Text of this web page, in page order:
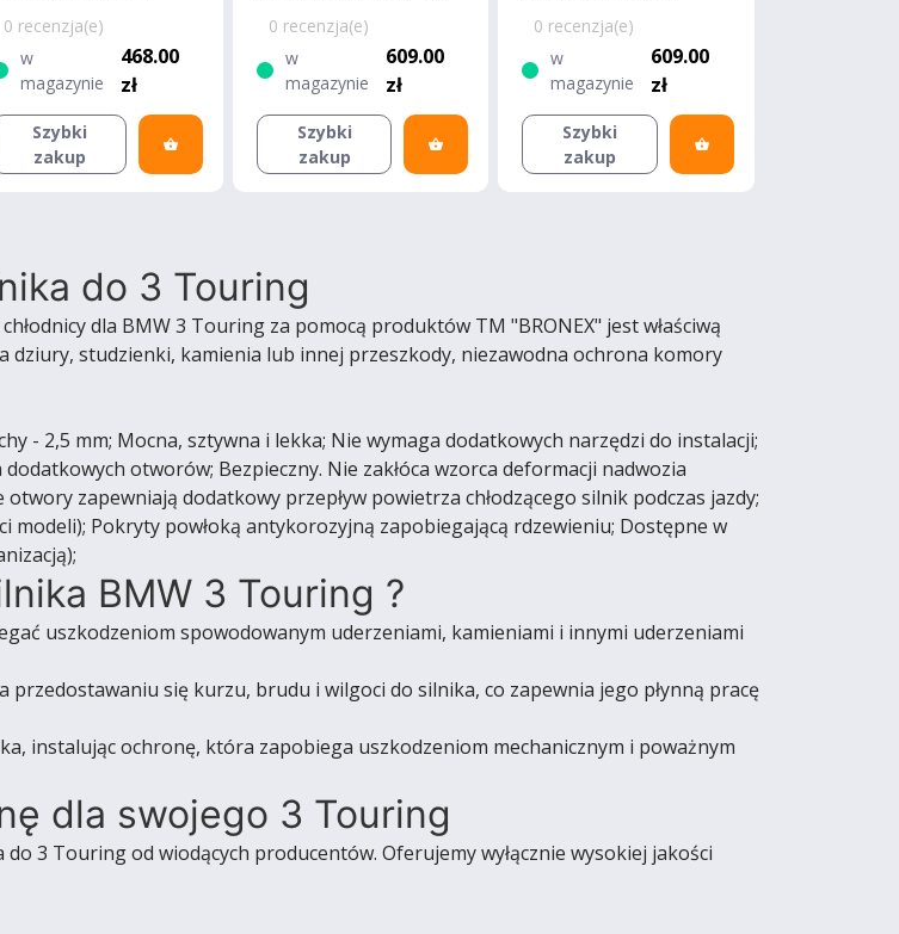
0 recenzja(e)
w
magazynie
468.00
zł
Szybki
zakup
0 recenzja(e)
w
magazynie
609.00
zł
Szybki
zakup
0 recenzja(e)
w
magazynie
609.00
zł
Szybki
zakup
do 3 Touring
dla BMW 3 Touring za pomocą produktów TM "BRONEX" jest właściwą
dziury, studzienki, kamienia lub innej przeszkody, niezawodna ochrona komory
- 2,5 mm; Mocna, sztywna i lekka; Nie wymaga dodatkowych narzędzi do instalacji;
otworów; Bezpieczny. Nie zakłóca wzorca deformacji nadwozia
zapewniają dodatkowy przepływ powietrza chłodzącego silnik podczas jazdy;
modeli); Pokryty powłoką antykorozyjną zapobiegającą rdzewieniu; Dostępne w
BMW 3 Touring ?
uszkodzeniom spowodowanym uderzeniami, kamieniami i innymi uderzeniami
przedostawaniu się kurzu, brudu i wilgoci do silnika, co zapewnia jego płynną pracę
instalując ochronę, która zapobiega uszkodzeniom mechanicznym i poważnym
dla swojego 3 Touring
3 Touring od wiodących producentów. Oferujemy wyłącznie wysokiej jakości